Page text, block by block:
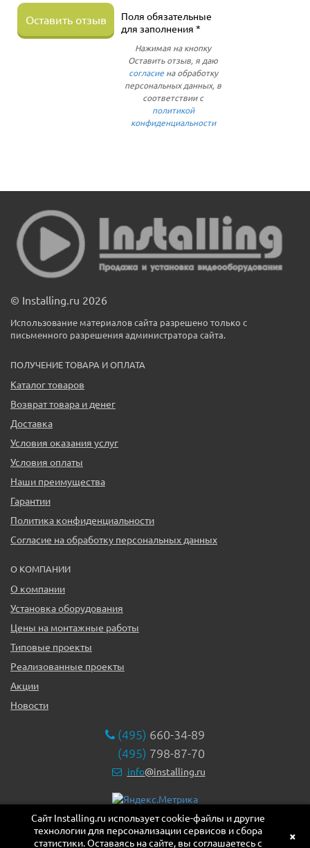
Оставить отзыв
Поля обязательные
для заполнения *
Нажимая на кнопку
Оставить отзыв, я даю
согласиена обработку
персональных данных, в
соответствии с
политикой
конфиденциальности
© Installing.ru 2026
Использование материалов сайта разрешено только с
письменного разрешения администратора сайта.
ПОЛУЧЕНИЕ ТОВАРА И ОПЛАТА
Каталог товаров
Возврат товара и денег
Доставка
Условия оказания услуг
Условия оплаты
Наши преимущества
Гарантии
Политика конфиденциальности
Согласие на обработку персональных данных
О КОМПАНИИ
О компании
Установка оборудования
Цены на монтажные работы
Типовые проекты
Реализованные проекты
Акции
Новости
(495) 660-34-89
(495) 798-87-70
info@installing.ru
119331, г. Москва ул. Марии Ульяновой дом 17а, этаж 2,
офис 10
Сайт Installing.ru использует cookie-файлы и другие
технологии для персонализации сервисов и сбора
статистики. Оставаясь на сайте, вы соглашаетесь с
×